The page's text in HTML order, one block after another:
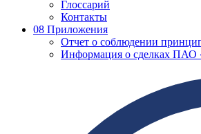
Глоссарий
Контакты
08 Приложения
Отчет о соблюдении
Информация о сделках ПАО